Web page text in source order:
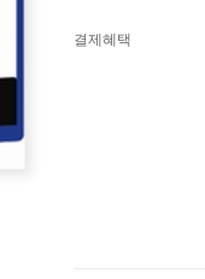
결제혜택